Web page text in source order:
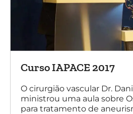
Curso IAPACE 2017
O cirurgião vascular Dr.
ministrou uma aula sobre
para tratamento de